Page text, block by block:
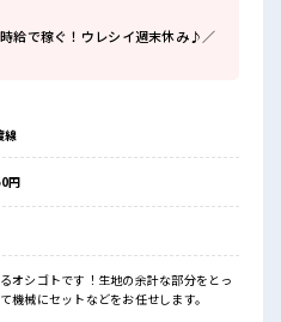
給で稼ぐ！ウレシイ週末休み♪／
線
円
オシゴトです！生地の余計な部分をとっ
機械にセットなどをお任せします。